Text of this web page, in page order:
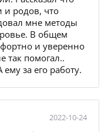
и родов, что
мне методы
В общем
и уверенно
так помогал..
за его работу.
2022-10-24